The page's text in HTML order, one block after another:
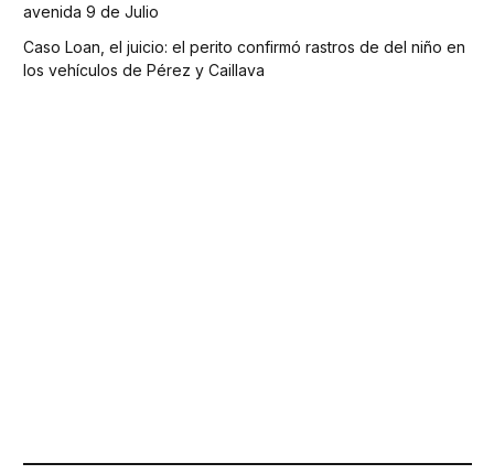
avenida 9 de Julio
Caso Loan, el juicio: el perito confirmó rastros de del niño en
los vehículos de Pérez y Caillava